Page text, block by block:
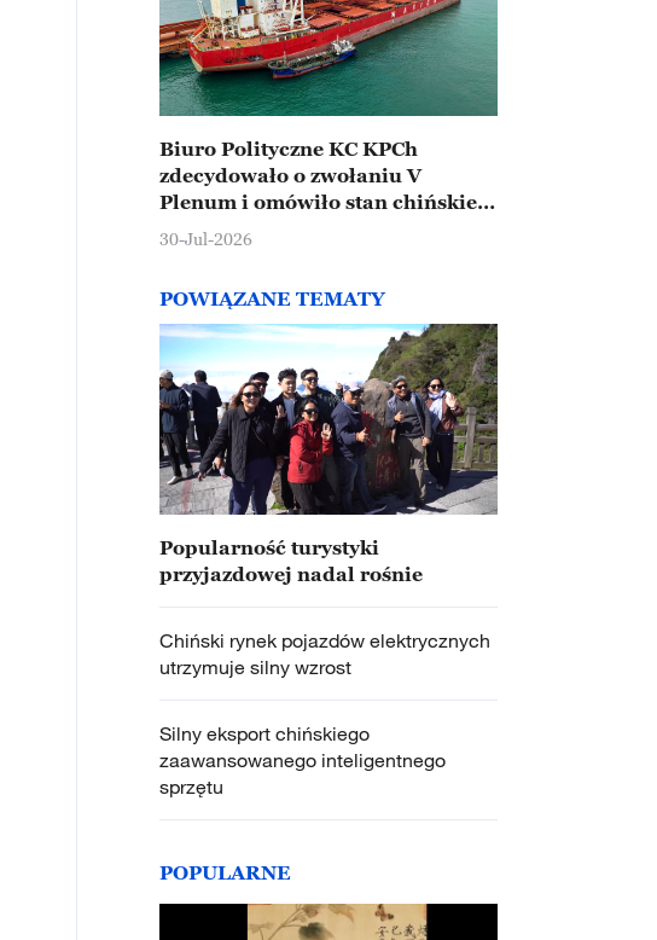
Biuro Polityczne KC KPCh
zdecydowało o zwołaniu V
Plenum i omówiło stan chińskiej
gospodarki
30-Jul-2026
POWIĄZANE TEMATY
Popularność turystyki
przyjazdowej nadal rośnie
Chiński rynek pojazdów elektrycznych
utrzymuje silny wzrost
Silny eksport chińskiego
zaawansowanego inteligentnego
sprzętu
POPULARNE